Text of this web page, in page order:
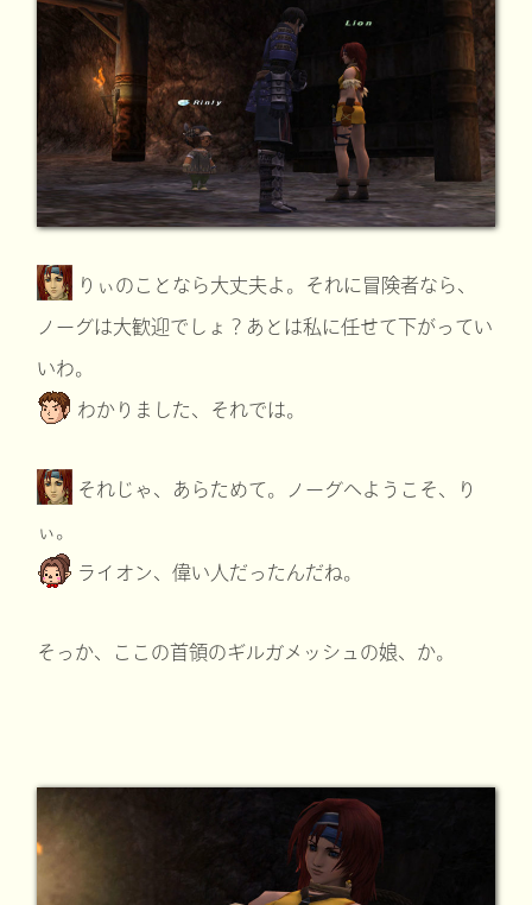
りぃのことなら大丈夫よ。それに冒険者なら、
ノーグは大歓迎でしょ？あとは私に任せて下がってい
いわ。
わかりました、それでは。
それじゃ、あらためて。ノーグへようこそ、り
ぃ。
ライオン、偉い人だったんだね。
そっか、ここの首領のギルガメッシュの娘、か。